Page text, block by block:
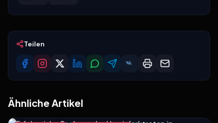
Teilen
Ähnliche Artikel